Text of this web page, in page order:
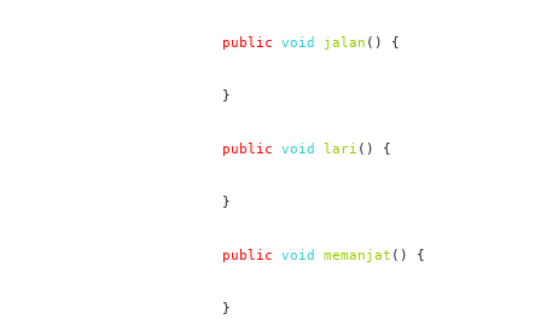
public void jalan () {
}
public void lari () {
}
public void memanjat () {
}